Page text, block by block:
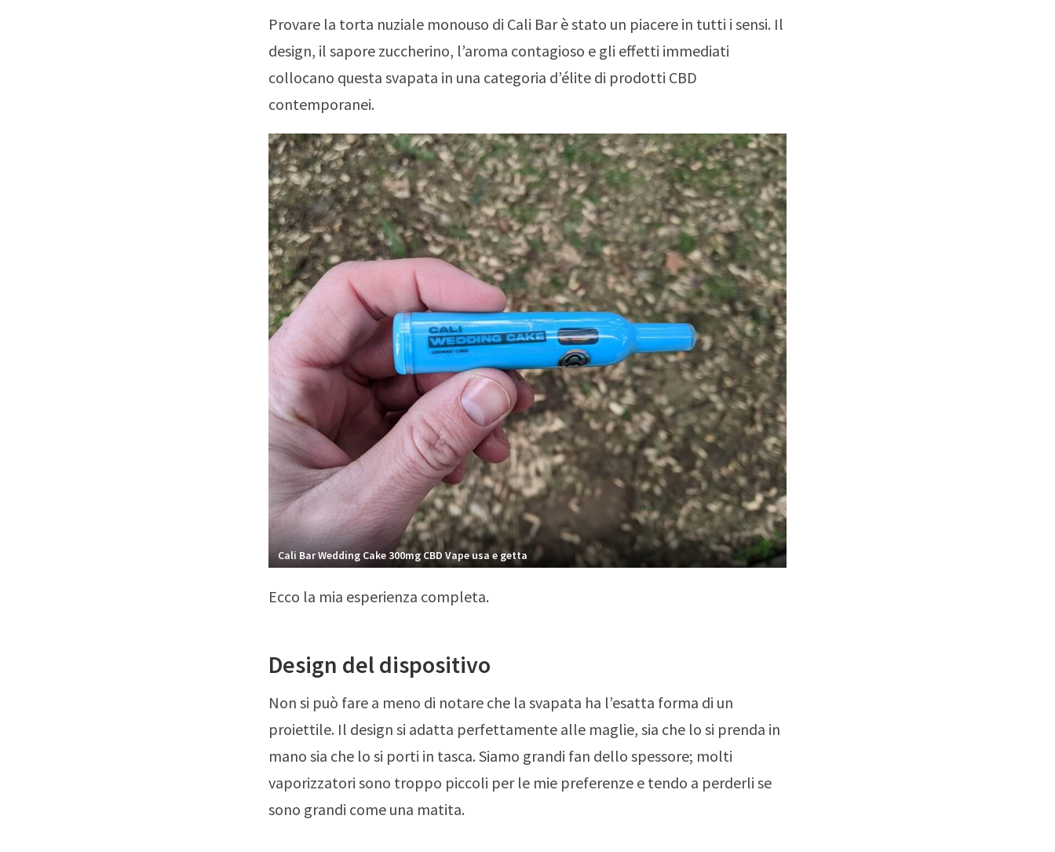
Provare la torta nuziale monouso di Cali Bar è stato un piacere in tutti i sensi. Il
design, il sapore zuccherino, l’aroma contagioso e gli effetti immediati
collocano questa svapata in una categoria d’élite di prodotti CBD
contemporanei.
Cali Bar Wedding Cake 300mg CBD Vape usa e getta
Ecco la mia esperienza completa.
Design del dispositivo
Non si può fare a meno di notare che la svapata ha l’esatta forma di un
proiettile. Il design si adatta perfettamente alle maglie, sia che lo si prenda in
mano sia che lo si porti in tasca. Siamo grandi fan dello spessore; molti
vaporizzatori sono troppo piccoli per le mie preferenze e tendo a perderli se
sono grandi come una matita.